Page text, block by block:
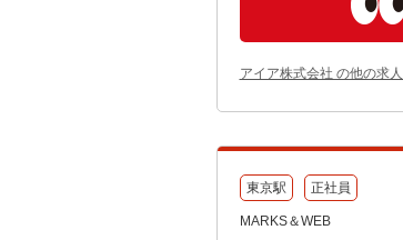
アイア株式会社 の他の求
東京駅 正社員
MARKS＆WEB